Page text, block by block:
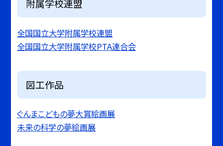
附属学校連盟
全国国立大学附属学校連盟
全国国立大学附属学校PTA連合会
図工作品
ぐんまこどもの夢大賞絵画展
未来の科学の夢絵画展